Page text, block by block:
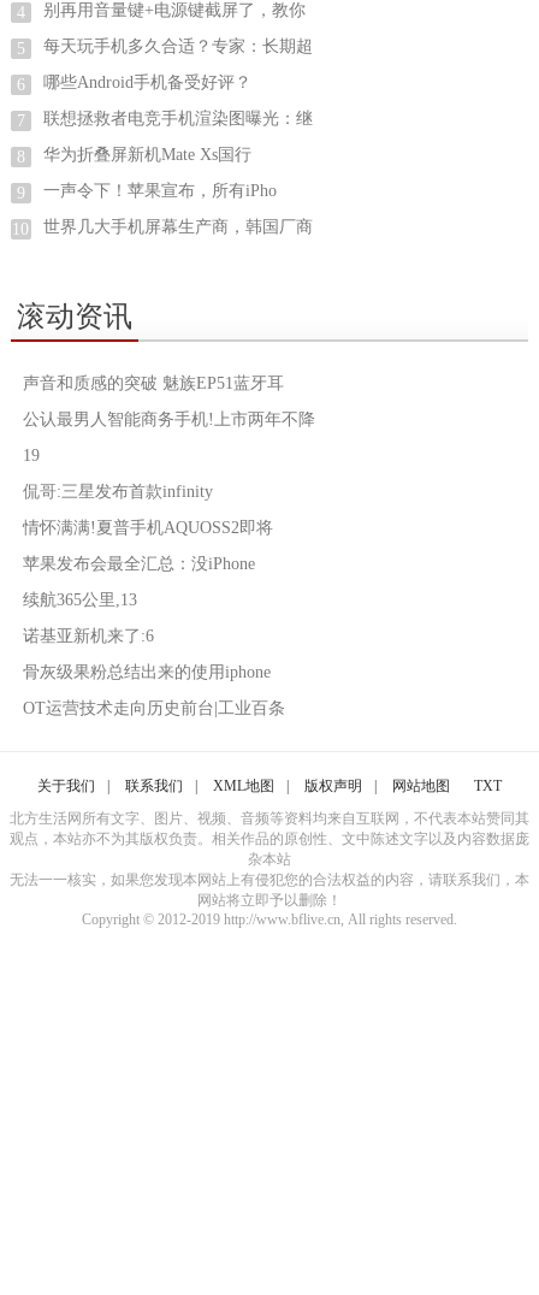
4 别再用音量键+电源键截屏了，教你
5 每天玩手机多久合适？专家：长期超
6 哪些Android手机备受好评？
7 联想拯救者电竞手机渲染图曝光：继
8 华为折叠屏新机Mate Xs国行
9 一声令下！苹果宣布，所有iPho
10 世界几大手机屏幕生产商，韩国厂商
滚动资讯
声音和质感的突破 魅族EP51蓝牙耳
公认最男人智能商务手机!上市两年不降
19
侃哥:三星发布首款infinity
情怀满满!夏普手机AQUOSS2即将
苹果发布会最全汇总：没iPhone
续航365公里,13
诺基亚新机来了:6
骨灰级果粉总结出来的使用iphone
OT运营技术走向历史前台|工业百条
关于我们 联系我们 XML地图 版权声明 网站地图
TXT
北方生活网所有文字、图片、视频、音频等资料均来自互联网，不代表本站赞同其
观点，本站亦不为其版权负责。相关作品的原创性、文中陈述文字以及内容数据庞
杂本站
无法一一核实，如果您发现本网站上有侵犯您的合法权益的内容，请联系我们，本
网站将立即予以删除！
Copyright © 2012-2019 http://www.bflive.cn, All rights reserved.